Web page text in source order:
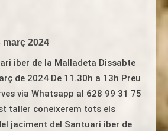
2024
iber de la Malladeta Dissabte
de 2024 De 11.30h a 13h Preu
via Whatsapp al 628 99 31 75
taller coneixerem tots els
jaciment del Santuari iber de